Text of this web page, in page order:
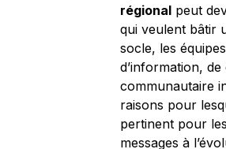
régional peut
qui veulent bâtir
socle, les
d’information,
communautaire
raisons pour
pertinent pour
messages à